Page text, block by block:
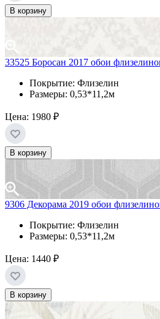
В корзину
33525 Боросан 2017 обои
Покрытие: Флизелин
Размеры: 0,53*11,2м
Цена: 1980 ₽
В корзину
9306 Декорама 2019 обои
Покрытие: Флизелин
Размеры: 0,53*11,2м
Цена: 1440 ₽
В корзину